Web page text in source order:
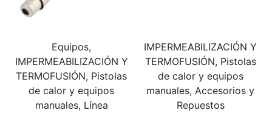
Equipos,
IMPERMEABILIZACIÓN Y
TERMOFUSIÓN, Pistolas
de calor y equipos
manuales, Línea
IMPERMEABILIZACIÓN Y
TERMOFUSIÓN, Pistolas
de calor y equipos
manuales, Accesorios y
Repuestos